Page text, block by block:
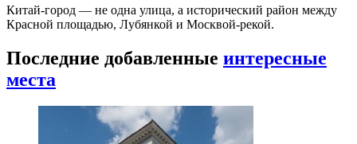
Китай-город — не одна улица, а исторический район между
Красной площадью, Лубянкой и Москвой-рекой.
Последние добавленные интересные
места